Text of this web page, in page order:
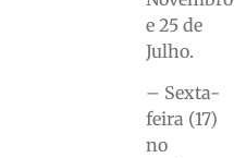
e 25 de
Julho.
– Sexta-
feira (17)
no